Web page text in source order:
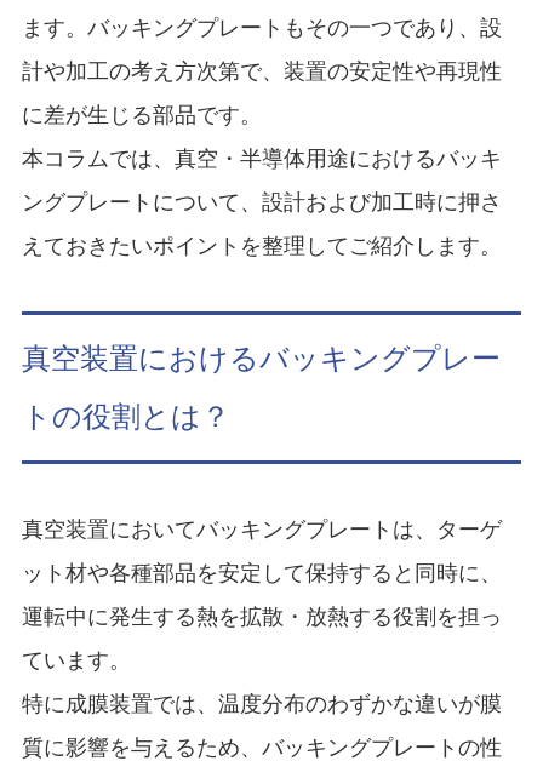
ます。バッキングプレートもその一つであり、設
計や加工の考え方次第で、装置の安定性や再現性
に差が生じる部品です。
本コラムでは、真空・半導体用途におけるバッキ
ングプレートについて、設計および加工時に押さ
えておきたいポイントを整理してご紹介します。
真空装置におけるバッキングプレー
トの役割とは？
真空装置においてバッキングプレートは、ターゲ
ット材や各種部品を安定して保持すると同時に、
運転中に発生する熱を拡散・放熱する役割を担っ
ています。
特に成膜装置では、温度分布のわずかな違いが膜
質に影響を与えるため、バッキングプレートの性